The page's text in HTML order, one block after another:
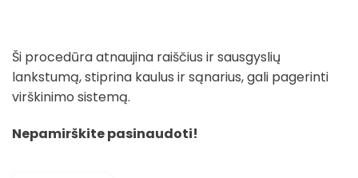
Ši procedūra atnaujina raiščius ir sausgyslių
lankstumą, stiprina kaulus ir sąnarius, gali pagerinti
virškinimo sistemą.
Nepamirškite pasinaudoti!